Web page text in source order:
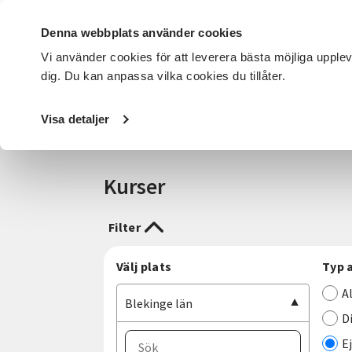
Denna webbplats använder cookies
Vi använder cookies för att leverera bästa möjliga
dig. Du kan anpassa vilka cookies du tillåter.
Visa detaljer
DET HÄR GÖR VI FÖR DIG SOM SÖK KURSER OCH
Startsida / Sökresultat
Kurser
Filter
Välj plats
Blekinge län
Välj ort
Typ